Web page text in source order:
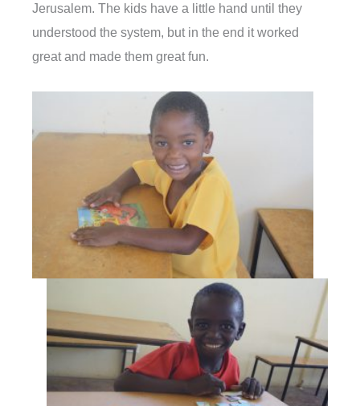
Jerusalem. The kids have a little hand until they
understood the system, but in the end it worked
great and made them great fun.